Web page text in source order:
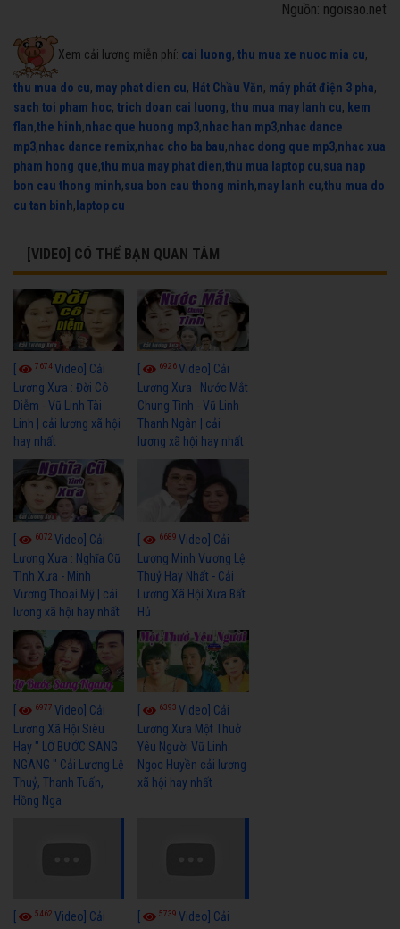
Nguồn: ngoisao.net
Xem cải lương miễn phí: cai luong, thu mua xe nuoc mia cu,
thu mua do cu, may phat dien cu, Hát Chầu Văn, máy phát điện 3 pha,
sach toi pham hoc, trich doan cai luong, thu mua may lanh cu, kem
flan,the hinh,nhac que huong mp3,nhac han mp3,nhac dance
mp3,nhac dance remix,nhac cho ba bau,nhac dong que mp3,nhac xua
pham hong que,thu mua may phat dien,thu mua laptop cu,sua nap
bon cau thong minh,sua bon cau thong minh,may lanh cu,thu mua do
cu tan binh, laptop cu
[VIDEO] CÓ THỂ BẠN QUAN TÂM
7674Video] Cải
Lương Xưa : Đời Cô
Diễm - Vũ Linh Tài
Linh | cải lương xã hội
hay nhất
6926Video] Cải
Lương Xưa : Nước Mắt
Chung Tình - Vũ Linh
Thanh Ngân | cải
lương xã hội hay nhất
6072 Video] Cải
Lương Xưa : Nghĩa Cũ
Tình Xưa - Minh
Vương Thoại Mỹ | cải
lương xã hội hay nhất
6689Video] Cải
Lương Minh Vương Lệ
Thuỷ Hay Nhất - Cải
Lương Xã Hội Xưa Bất
Hủ
6977 Video] Cải
Lương Xã Hội Siêu
Hay " LỠ BƯỚC SANG
NGANG " Cải Lương Lệ
Thuỷ, Thanh Tuấn,
Hồng Nga
6393Video] Cải
Lương Xưa Một Thuở
Yêu Người Vũ Linh
Ngọc Huyền cải lương
xã hội hay nhất
5462 Video] Cải
5739Video] Cải